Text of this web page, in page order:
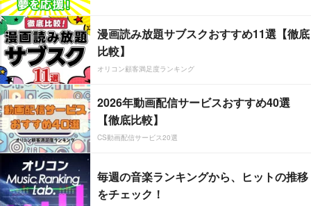
漫画読み放題サブスクおすすめ11選【徹底
比較】
オリコン顧客満足度ランキング
2026年動画配信サービスおすすめ40選
【徹底比較】
CS動画配信サービス20選
毎週の音楽ランキングから、ヒットの推移
をチェック！